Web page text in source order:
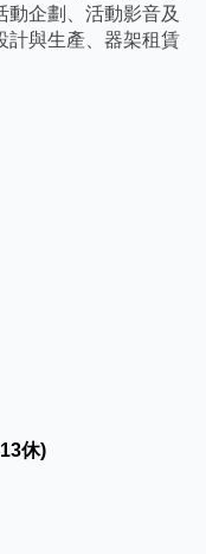
動企劃、活動影音及
計與生產、器架租賃
休)